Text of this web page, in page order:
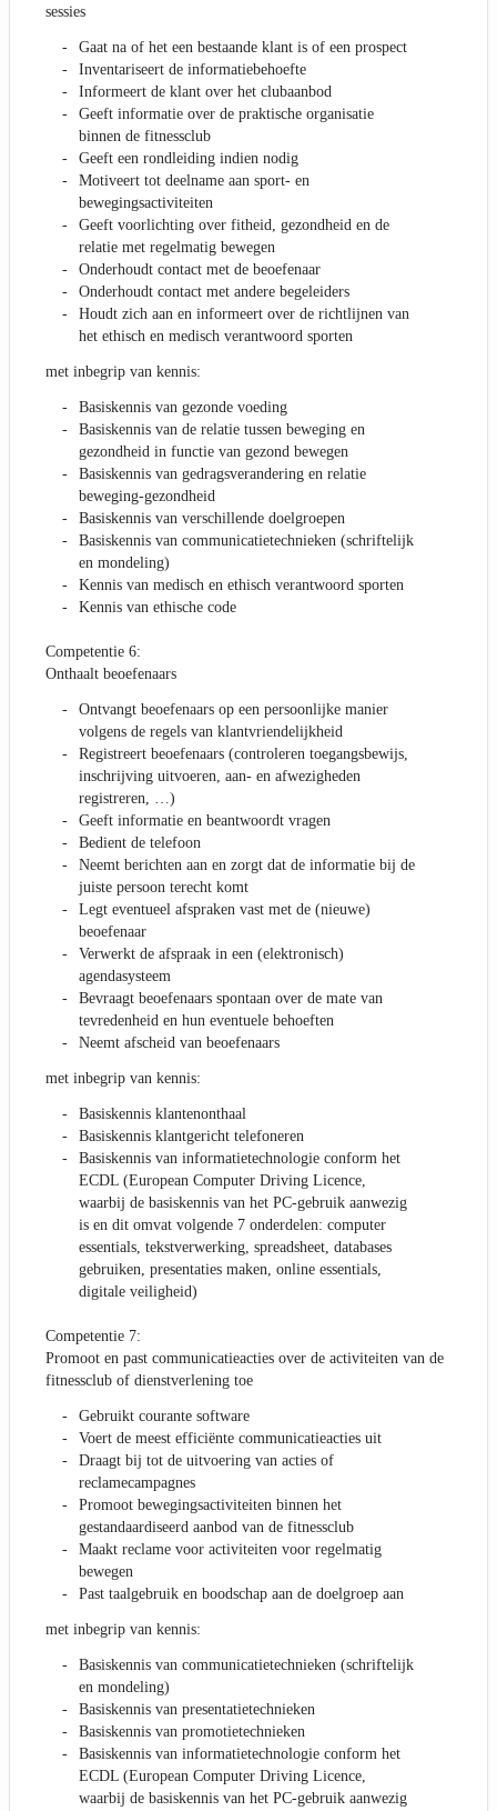
sessies
Gaat na of het een bestaande klant is of een prospect
Inventariseert de informatiebehoefte
Informeert de klant over het clubaanbod
Geeft informatie over de praktische organisatie
binnen de fitnessclub
Geeft een rondleiding indien nodig
Motiveert tot deelname aan sport- en
bewegingsactiviteiten
Geeft voorlichting over fitheid, gezondheid en de
relatie met regelmatig bewegen
Onderhoudt contact met de beoefenaar
Onderhoudt contact met andere begeleiders
Houdt zich aan en informeert over de richtlijnen van
het ethisch en medisch verantwoord sporten
met inbegrip van kennis:
Basiskennis van gezonde voeding
Basiskennis van de relatie tussen beweging en
gezondheid in functie van gezond bewegen
Basiskennis van gedragsverandering en relatie
beweging-gezondheid
Basiskennis van verschillende doelgroepen
Basiskennis van communicatietechnieken (schriftelijk
en mondeling)
Kennis van medisch en ethisch verantwoord sporten
Kennis van ethische code
Competentie 6:
Onthaalt beoefenaars
Ontvangt beoefenaars op een persoonlijke manier
volgens de regels van klantvriendelijkheid
Registreert beoefenaars (controleren toegangsbewijs,
inschrijving uitvoeren, aan- en afwezigheden
registreren, …)
Geeft informatie en beantwoordt vragen
Bedient de telefoon
Neemt berichten aan en zorgt dat de informatie bij de
juiste persoon terecht komt
Legt eventueel afspraken vast met de (nieuwe)
beoefenaar
Verwerkt de afspraak in een (elektronisch)
agendasysteem
Bevraagt beoefenaars spontaan over de mate van
tevredenheid en hun eventuele behoeften
Neemt afscheid van beoefenaars
met inbegrip van kennis:
Basiskennis klantenonthaal
Basiskennis klantgericht telefoneren
Basiskennis van informatietechnologie conform het
ECDL (European Computer Driving Licence,
waarbij de basiskennis van het PC-gebruik aanwezig
is en dit omvat volgende 7 onderdelen: computer
essentials, tekstverwerking, spreadsheet, databases
gebruiken, presentaties maken, online essentials,
digitale veiligheid)
Competentie 7:
Promoot en past communicatieacties over de activiteiten van de
fitnessclub of dienstverlening toe
Gebruikt courante software
Voert de meest efficiënte communicatieacties uit
Draagt bij tot de uitvoering van acties of
reclamecampagnes
Promoot bewegingsactiviteiten binnen het
gestandaardiseerd aanbod van de fitnessclub
Maakt reclame voor activiteiten voor regelmatig
bewegen
Past taalgebruik en boodschap aan de doelgroep aan
met inbegrip van kennis:
Basiskennis van communicatietechnieken (schriftelijk
en mondeling)
Basiskennis van presentatietechnieken
Basiskennis van promotietechnieken
Basiskennis van informatietechnologie conform het
ECDL (European Computer Driving Licence,
waarbij de basiskennis van het PC-gebruik aanwezig